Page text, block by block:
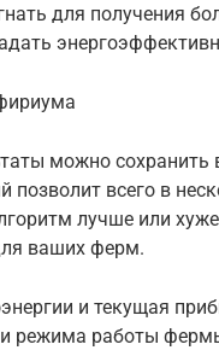
для получения
можно
позволит всего в
лучше или
ваших ферм.
и текущая
режима работы